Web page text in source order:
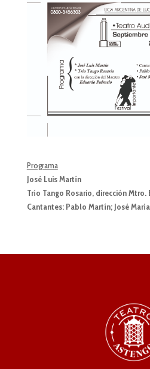
Programa
José Luis Martín
Trío Tango Rosario, dirección Mtro.
Cantantes: Pablo Martín; José